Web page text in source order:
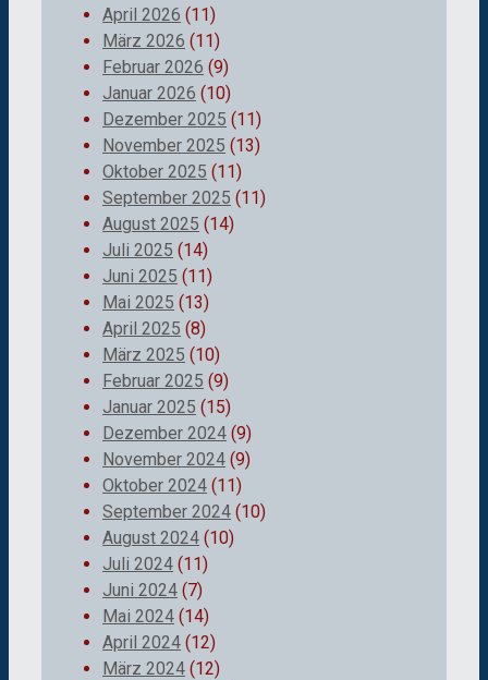
April 2026 (11)
März 2026 (11)
Februar 2026 (9)
Januar 2026 (10)
Dezember 2025 (11)
November 2025 (13)
Oktober 2025 (11)
September 2025 (11)
August 2025 (14)
Juli 2025 (14)
Juni 2025 (11)
Mai 2025 (13)
April 2025 (8)
März 2025 (10)
Februar 2025 (9)
Januar 2025 (15)
Dezember 2024 (9)
November 2024 (9)
Oktober 2024 (11)
September 2024 (10)
August 2024 (10)
Juli 2024 (11)
Juni 2024 (7)
Mai 2024 (14)
April 2024 (12)
März 2024 (12)